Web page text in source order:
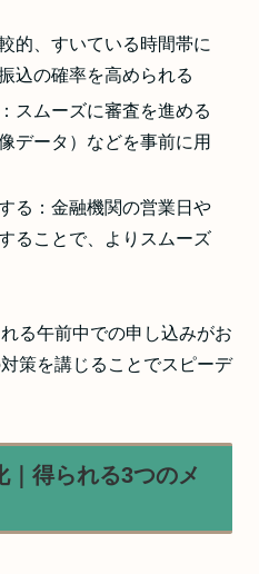
的、すいている時間帯に
込の確率を高められる
スムーズに審査を進める
データ）などを事前に用
る：金融機関の営業日や
ることで、よりスムーズ
る午前中での申し込みがお
策を講じることでスピーデ
｜得られる3つのメ